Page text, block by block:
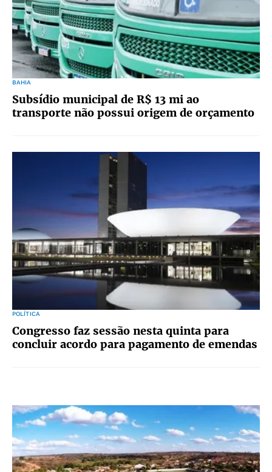
BAHIA
Subsídio municipal de R$ 13 mi ao
transporte não possui origem de orçamento
POLÍTICA
Congresso faz sessão nesta quinta para
concluir acordo para pagamento de emendas